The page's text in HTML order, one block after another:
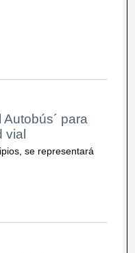
para
vial
se representará